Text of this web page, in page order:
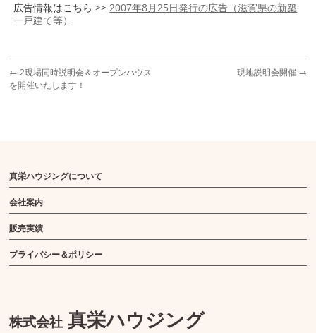
広告情報はこちら >>2007年8月25日発行の広告（滋賀県の新築
一戸建て等）
← 2現場同時説明会＆オープンハウス
を開催いたします！
現地説明会開催 →
真栄ハウジングについて
会社案内
販売実績
プライバシー＆ポリシー
株式会社 真栄ハウジング